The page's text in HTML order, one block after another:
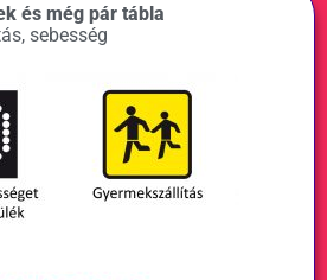
és még pár tábla
, sebesség